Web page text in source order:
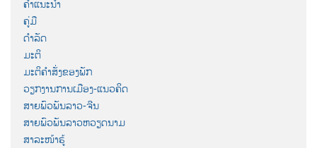
ຄຳແນະນຳ
ຄູ່ມື
ດຳລັດ
ມະຕິ
ມະຕິຄຳສັ່ງຂອງພັກ
ວຽກງານການເມືອງ-ແນວຄິດ
ສາຍພົວພັນລາວ-ຈີນ
ສາຍພົວພັນລາວຫວຽດນາມ
ສາລະໜ້າຮູ້